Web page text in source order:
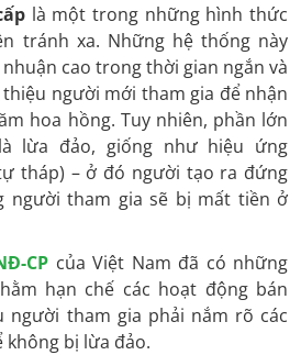
là một trong những hình thức
tránh xa. Những hệ thống này
cao trong thời gian ngắn và
người mới tham gia để nhận
hoa hồng. Tuy nhiên, phần lớn
lừa đảo, giống như hiệu ứng
tháp) – ở đó người tạo ra đứng
người tham gia sẽ bị mất tiền ở
CP của Việt Nam đã có những
hạn chế các hoạt động bán
người tham gia phải nắm rõ các
bị lừa đảo.